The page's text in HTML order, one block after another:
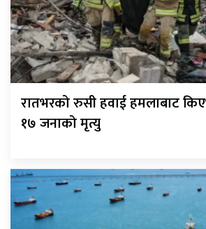
रातभरको रुसी हवाई हमलाबाट
१७ जनाको मृत्यु